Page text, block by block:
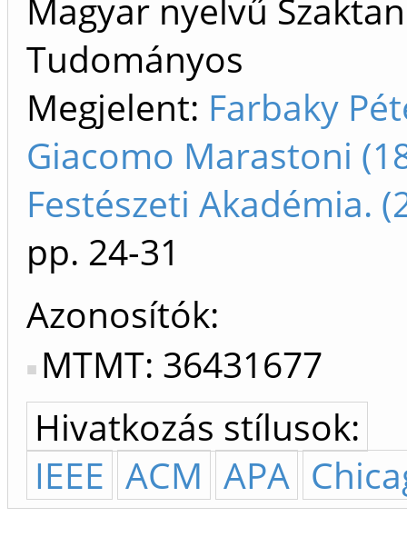
Magyar nyelvű
Tudományos
Megjelent: Farbaky
Giacomo Marastoni
Festészeti Akadémia.
pp. 24-31
Azonosítók
MTMT: 36431677
Hivatkozás stílusok:
IEEE ACM APA